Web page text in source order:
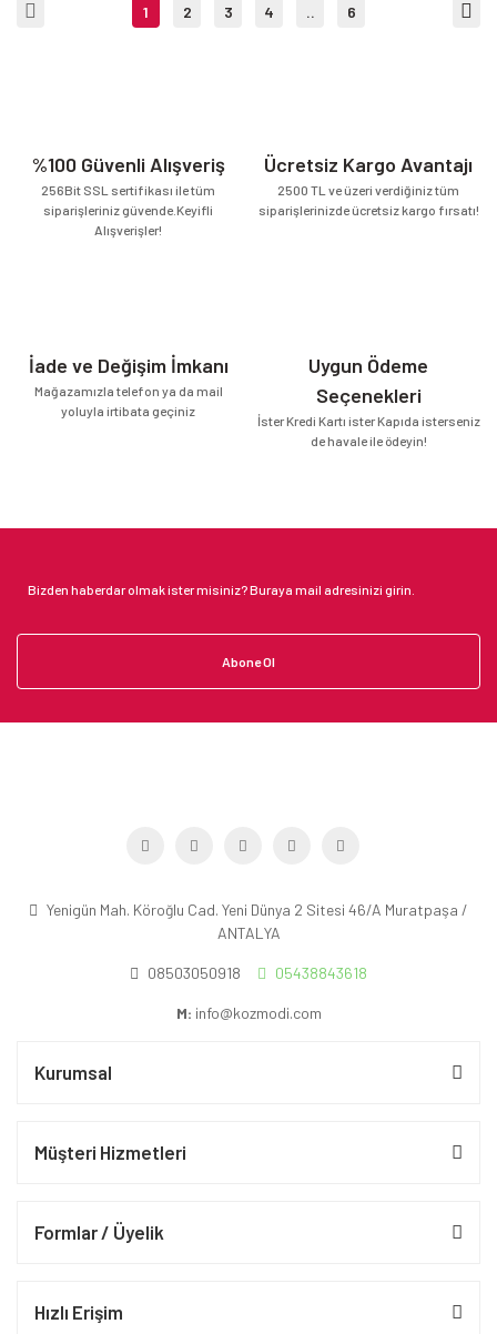
1 2 3 4 .. 6
%100 Güvenli Alışveriş
256Bit SSL sertifikası ile tüm
siparişleriniz güvende.Keyifli
Alışverişler!
Ücretsiz Kargo Avantajı
2500 TL ve üzeri verdiğiniz tüm
siparişlerinizde ücretsiz kargo fırsatı!
İade ve Değişim İmkanı
Mağazamızla telefon ya da mail
yoluyla irtibata geçiniz
Uygun Ödeme
Seçenekleri
İster Kredi Kartı ister Kapıda isterseniz
de havale ile ödeyin!
Abone Ol
Yenigün Mah. Köroğlu Cad. Yeni Dünya 2 Sitesi 46/A Muratpaşa /
ANTALYA
08503050918 05438843618
M: info@kozmodi.com
Kurumsal
Müşteri Hizmetleri
Formlar / Üyelik
Hızlı Erişim